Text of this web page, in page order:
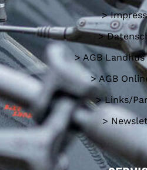
>
>
> AGB
> AGB
> Links/
>